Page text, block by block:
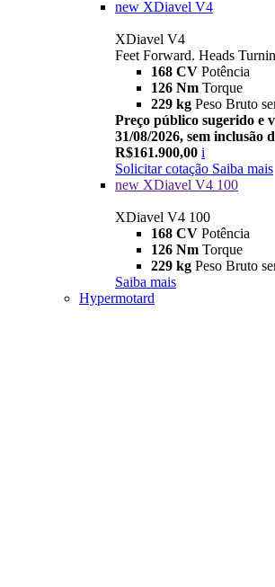
new XDiavel V4
XDiavel V4
Feet Forward. Heads
168 CV Potência
126 Nm Torque
229 kg Peso Bruto
Preço público sugerido e
31/08/2026, sem inclusão
R$161.900,00 i
Solicitar cotação Saiba mais
new XDiavel V4 100
XDiavel V4 100
168 CV Potência
126 Nm Torque
229 kg Peso Bruto
Saiba mais
Hypermotard